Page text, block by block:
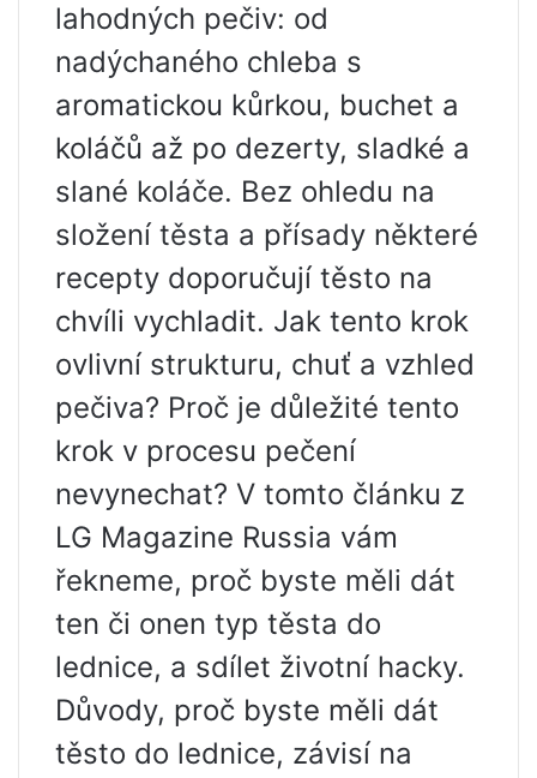
lahodných pečiv: od
nadýchaného chleba s
aromatickou kůrkou, buchet a
koláčů až po dezerty, sladké a
slané koláče. Bez ohledu na
složení těsta a přísady některé
recepty doporučují těsto na
chvíli vychladit. Jak tento krok
ovlivní strukturu, chuť a vzhled
pečiva? Proč je důležité tento
krok v procesu pečení
nevynechat? V tomto článku z
LG Magazine Russia vám
řekneme, proč byste měli dát
ten či onen typ těsta do
lednice, a sdílet životní hacky.
Důvody, proč byste měli dát
těsto do lednice, závisí na